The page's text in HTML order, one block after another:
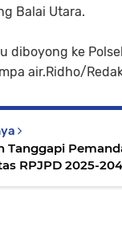
Balai Utara.
diboyong ke
air.Ridho/
Tanggapi
RPJPD 2025-